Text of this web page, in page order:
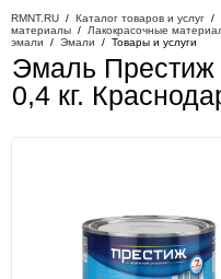
RMNT.RU / Каталог товаров и услуг /
материалы / Лакокрасочные
эмали / Эмали / Товары и услуги
Эмаль Престиж
0,4 кг.